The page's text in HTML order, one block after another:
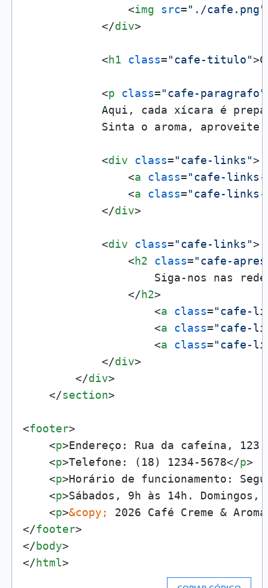
<img src="./cafe.png"
</div>
<h1 class="cafe-titulo">
<p class="cafe-paragrafo"
Aqui, cada xícara é
Sinta o aroma, aproveite
<div class="cafe-links">
<a class="cafe-links-
<a class="cafe-links-
</div>
<div class="cafe-links">
<h2 class="cafe-
Siga-nos nas
</h2>
<a class="cafe-
<a class="cafe-
<a class="cafe-
</div>
</div>
</section>
<footer>
<p>Endereço: Rua da cafeína,
<p>Telefone: (18) 1234-5678</p>
<p>Horário de funcionamento:
<p>Sábados, 9h às 14h. Domingos,
<p>&copy;
2026 Café Creme &
</footer>
</body>
</html>